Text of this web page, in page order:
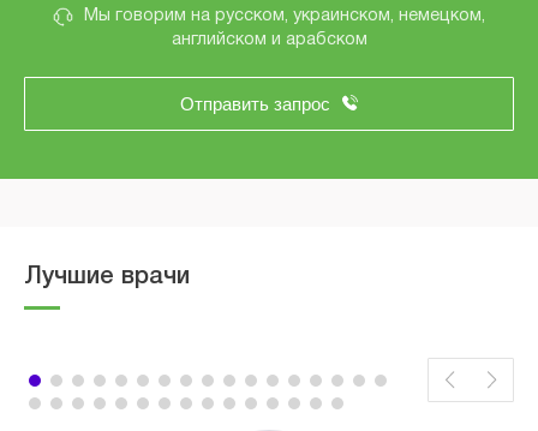
Мы говорим на русском, украинском, немецком,
английском и арабском
Отправить запрос
Лучшие врачи